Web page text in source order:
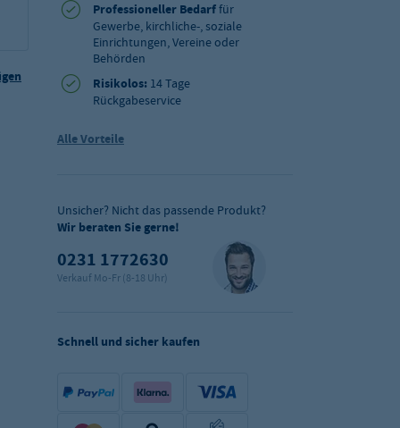
Professioneller Bedarffür
Gewerbe, kirchliche-, soziale
Einrichtungen, Vereine oder
Behörden
Risikolos: 14 Tage
Rückgabeservice
Alle Vorteile
Unsicher? Nicht das passende Produkt?
Wir beraten Sie gerne!
0231 1772630
Verkauf Mo-Fr (8-18 Uhr)
Schnell und sicher kaufen